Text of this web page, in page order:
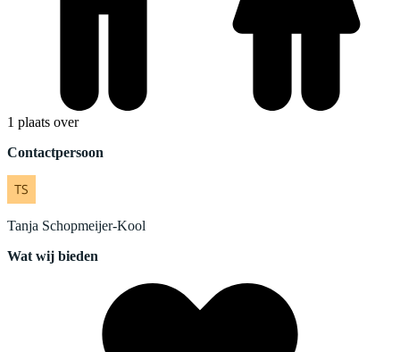
1 plaats over
Contactpersoon
Tanja Schopmeijer-Kool
Wat wij bieden